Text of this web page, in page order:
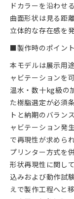
ドカラーを沿わせ
曲面形状は見る距
立体的な存在感を
■製作時のポイント
本モデルは展示用
ャビテーションを
温水・数十kg級の
た樹脂選定が必須
トと納期のバラン
ャビテーション発
で再現性が求めら
プリンター方式を
形状再現性に関し
込みおよび動作試
えで製作工程へと